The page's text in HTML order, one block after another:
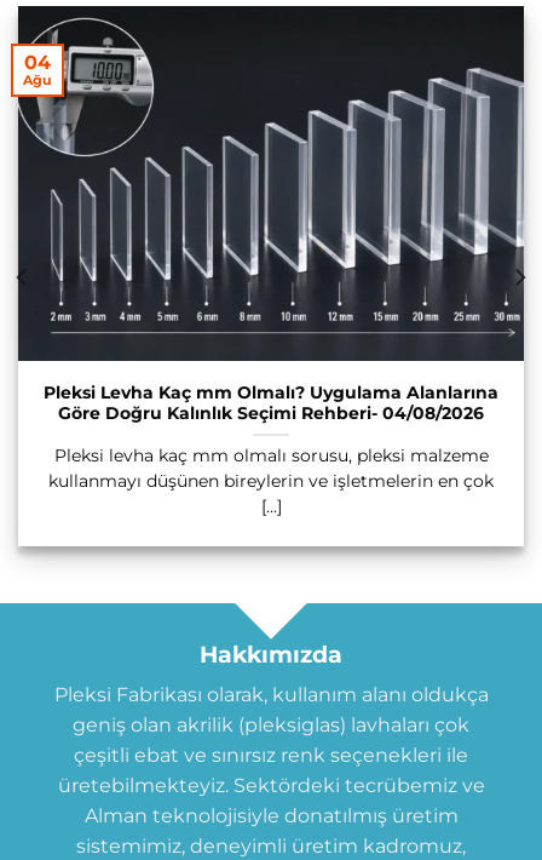
Pleksi Levha Kaç mm Olmalı? Uygulama Alanlarına
Göre Doğru Kalınlık Seçimi Rehberi- 04/08/2026
Pleksi levha kaç mm olmalı sorusu, pleksi malzeme
kullanmayı düşünen bireylerin ve işletmelerin en çok
[...]
04
Ağu
Hakkımızda
Pleksi Fabrikası olarak, kullanım alanı oldukça
geniş olan akrilik (pleksiglas) lavhaları çok
çeşitli ebat ve sınırsız renk seçenekleri ile
üretebilmekteyiz. Sektördeki tecrübemiz ve
Alman teknolojisiyle donatılmış üretim
sistemimiz, deneyimli üretim kadromuz,